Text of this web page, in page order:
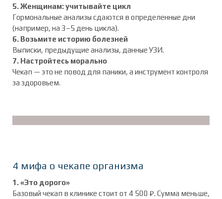
5. Женщинам: учитывайте цикл
Гормональные анализы сдаются в определенные дни
(например, на 3–5 день цикла).
6. Возьмите историю болезней
Выписки, предыдущие анализы, данные УЗИ.
7. Настройтесь морально
Чекап — это не повод для паники, а инструмент контроля
за здоровьем.
4 мифа о чекапе организма
1. «Это дорого»
Базовый чекап в клинике стоит от 4 500 ₽. Сумма меньше,